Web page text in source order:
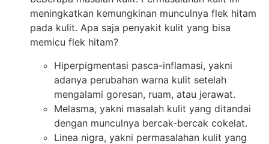
meningkatkan kemungkinan munculnya flek hitam
pada kulit. Apa saja penyakit kulit yang bisa
memicu flek hitam?
Hiperpigmentasi pasca-inflamasi, yakni
adanya perubahan warna kulit setelah
mengalami goresan, ruam, atau jerawat.
Melasma, yakni masalah kulit yang ditandai
dengan munculnya bercak-bercak cokelat.
Linea nigra, yakni permasalahan kulit yang